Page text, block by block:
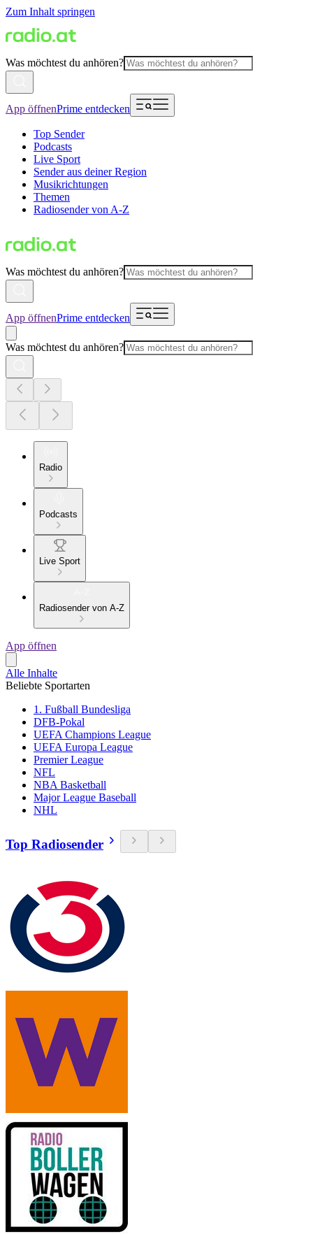
Zum Inhalt springen
Was möchtest du anhören?
App öffnenPrime entdecken
Top Sender
Podcasts
Live Sport
Sender aus deiner Region
Musikrichtungen
Themen
Radiosender von A-Z
Was möchtest du anhören?
App öffnenPrime entdecken
Was möchtest du anhören?
Radio
Podcasts
Live Sport
Radiosender von A-Z
App öffnen
Alle Inhalte
Beliebte Sportarten
1. Fußball Bundesliga
DFB-Pokal
UEFA Champions League
UEFA Europa League
Premier League
NFL
NBA Basketball
Major League Baseball
NHL
Top Radiosender